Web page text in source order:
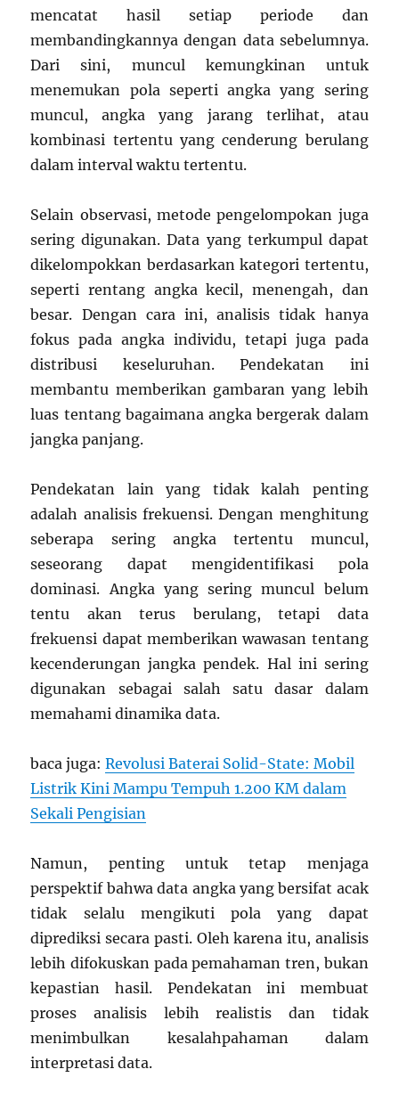
mencatat hasil setiap periode dan
membandingkannya dengan data sebelumnya.
Dari sini, muncul kemungkinan untuk
menemukan pola seperti angka yang sering
muncul, angka yang jarang terlihat, atau
kombinasi tertentu yang cenderung berulang
dalam interval waktu tertentu.
Selain observasi, metode pengelompokan juga
sering digunakan. Data yang terkumpul dapat
dikelompokkan berdasarkan kategori tertentu,
seperti rentang angka kecil, menengah, dan
besar. Dengan cara ini, analisis tidak hanya
fokus pada angka individu, tetapi juga pada
distribusi keseluruhan. Pendekatan ini
membantu memberikan gambaran yang lebih
luas tentang bagaimana angka bergerak dalam
jangka panjang.
Pendekatan lain yang tidak kalah penting
adalah analisis frekuensi. Dengan menghitung
seberapa sering angka tertentu muncul,
seseorang dapat mengidentifikasi pola
dominasi. Angka yang sering muncul belum
tentu akan terus berulang, tetapi data
frekuensi dapat memberikan wawasan tentang
kecenderungan jangka pendek. Hal ini sering
digunakan sebagai salah satu dasar dalam
memahami dinamika data.
baca juga:Revolusi Baterai Solid-State: Mobil
Listrik Kini Mampu Tempuh 1.200 KM dalam
Sekali Pengisian
Namun, penting untuk tetap menjaga
perspektif bahwa data angka yang bersifat acak
tidak selalu mengikuti pola yang dapat
diprediksi secara pasti. Oleh karena itu, analisis
lebih difokuskan pada pemahaman tren, bukan
kepastian hasil. Pendekatan ini membuat
proses analisis lebih realistis dan tidak
menimbulkan kesalahpahaman dalam
interpretasi data.